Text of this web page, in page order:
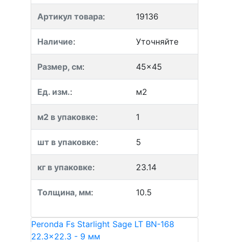
Артикул товара: 19136
Наличие: Уточняйте
Размер, см: 45x45
Ед. изм.: м2
м2 в упаковке: 1
шт в упаковке: 5
кг в упаковке: 23.14
Толщина, мм: 10.5
Peronda Fs Starlight Sage LT BN-168
22.3x22.3 - 9 мм